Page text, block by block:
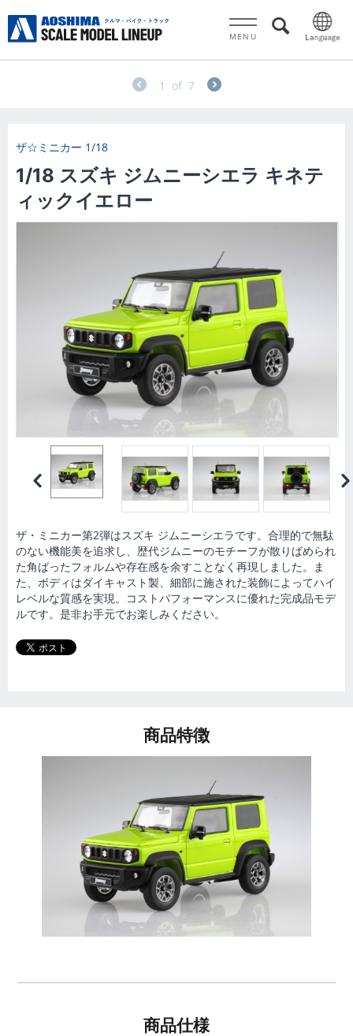
MENU
1 of 7
ザ☆ミニカー 1/18
1/18 スズキ ジムニーシエラ キネテ
ィックイエロー
ザ・ミニカー第2弾はスズキ ジムニーシエラです。合理的で無駄
のない機能美を追求し、歴代ジムニーのモチーフが散りばめられ
た角ばったフォルムや存在感を余すことなく再現しました。ま
た、ボディはダイキャスト製、細部に施された装飾によってハイ
レベルな質感を実現。コストパフォーマンスに優れた完成品モデ
ルです。是非お手元でお楽しみください。
商品特徴
商品仕様